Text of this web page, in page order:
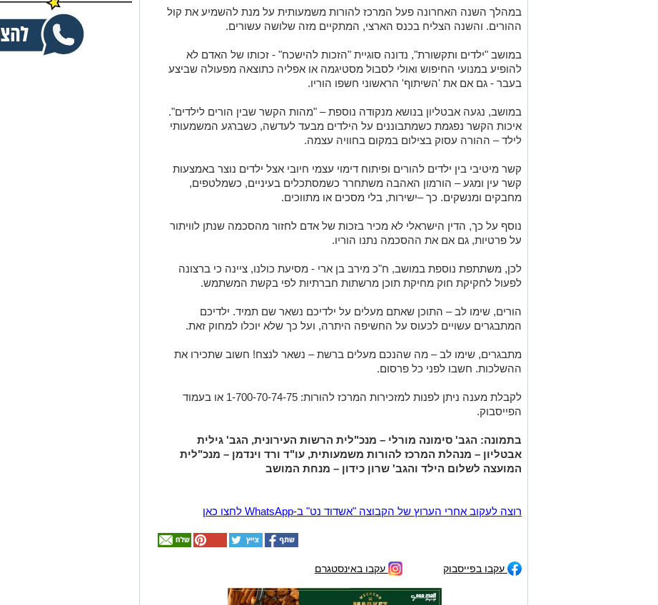
במהלך השנה האחרונה פעל המרכז להורות משמעותית על מנת להשמיע את קול
ההורים. והשנה הצליח בכנס הארצי, המתקיים מזה שלושה עשורים.
במושב "ילדים ותקשורת", נדונה סוגיית "הזכות להישכח" - זכותו של האדם לא
להופיע במנועי החיפוש ואולי לסבול מסטיגמה או אפליה כתוצאה מפעולה שביצע
בעבר - גם אם את 'השיתוף' הראשוני חשפו הוריו.
במושב, נגעה אבטליון בנושא מנקודה נוספת – "מהות הקשר שבין הורים לילדים".
איכות הקשר נפגמת כשמתבוננים על הילדים מבעד לעדשה, כשברגע המשמעותי
לילד – ההורה עסוק בצילום במקום בחוויה עצמה.
קשר מיטיבי בין ילדים להורים ופיתוח דימוי עצמי חיובי אצל ילדים נוצר באמצעות
קשר עין ומגע – הורמון האהבה משתחרר כשמסתכלים בעיניים, כשמלטפים,
מחבקים ומנשקים. כך –ישירות, בלי מסכים או מתווכים.
נוסף על כך, הדין הישראלי לא מכיר בזכות של אדם לחזור מהסכמה שנתן לוויתור
על פרטיות, גם אם את ההסכמה נתנו הוריו.
לכן, משתתפת נוספת במושב, ח"כ מירב בן ארי - מסיעת כולנו, ציינה כי ברצונה
לפעול לחקיקת חוק מחיקת תוכן מרשתות חברתיות לפי בקשת המשתמש.
הורים, שימו לב – התוכן שאתם מעלים על ילדיכם נשאר שם תמיד. ילדיכם
המתבגרים עשויים לכעוס על החשיפה היתרה, ועל כך שלא יוכלו למחוק זאת.
מתבגרים, שימו לב – מה שהנכם מעלים ברשת – נשאר לנצח! חשוב שתכירו את
ההשלכות. חשבו לפני כל פרסום.
לקבלת מענה ניתן לפנות למזכירות המרכז להורות: 1-700-70-74-75 או בעמוד
הפייסבוק.
בתמונה: הגב' סימונה מורלי – מנכ"לית הרשות העירונית, הגב' גילית
אבטליון – מנהלת המרכז להורות משמעותית, עו"ד ורד וינדמן – מנכ"לית
המועצה לשלום הילד והגב' שרון כידון – מנחת המושב
רוצה לעקוב אחרי הערוץ של הקבוצה "אשדוד נט" ב-WhatsApp לחצו כאן
עקבו בפייסבוק עקבו באינסטגרם